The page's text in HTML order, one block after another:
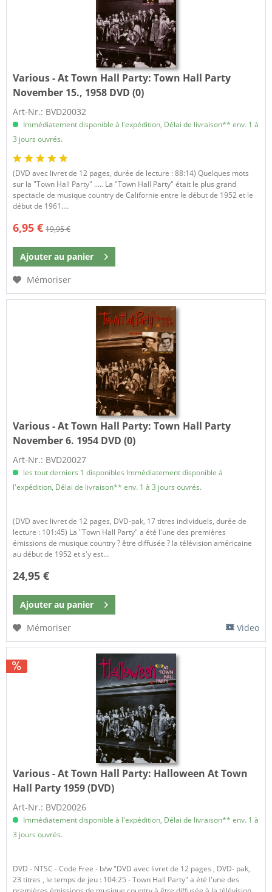
Various - At Town Hall Party: Town Hall Party
November 15., 1958 DVD (0)
Art-Nr.: BVD20032
Immédiatement disponible à l'expédition, Délai de livraison** env. 1 à
3 jours ouvrés.
(DVD avec livret de 12 pages, durée de lecture : 88:14) Quelques mots
sur la "Town Hall Party" ..... La "Town Hall Party" était le plus grand
spectacle de musique country de Californie entre le début de 1952 et le
début de 1961....
6,95 € 19,95 €
Ajouter au panier
Mémoriser
Various - At Town Hall Party: Town Hall Party
November 6. 1954 DVD (0)
Art-Nr.: BVD20027
les tout derniers 1 disponibles Immédiatement disponible à
l'expédition, Délai de livraison** env. 1 à 3 jours ouvrés.
(DVD avec livret de 12 pages, DVD-pak, 17 titres individuels, durée de
lecture : 101:45) La "Town Hall Party" a été l'une des premières
émissions de musique country ? être diffusée ? la télévision américaine
au début de 1952 et s'y est...
24,95 €
Ajouter au panier
Mémoriser
Video
Various - At Town Hall Party: Halloween At Town
Hall Party 1959 (DVD)
Art-Nr.: BVD20026
Immédiatement disponible à l'expédition, Délai de livraison** env. 1 à
3 jours ouvrés.
DVD - NTSC - Code Free - b/w "DVD avec livret de 12 pages , DVD- pak,
23 titres , le temps de jeu : 104:25 - Town Hall Party" a été l'une des